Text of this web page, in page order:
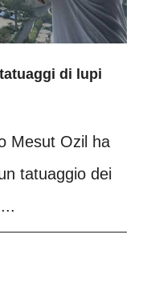
di lupi
Mesut Ozil ha
tatuaggio dei